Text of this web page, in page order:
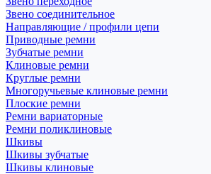
Звено соединительное
Направляющие / профили цепи
Приводные ремни
Зубчатые ремни
Клиновые ремни
Круглые ремни
Многоручьевые клиновые ремни
Плоские ремни
Ремни вариаторные
Ремни поликлиновые
Шкивы
Шкивы зубчатые
Шкивы клиновые